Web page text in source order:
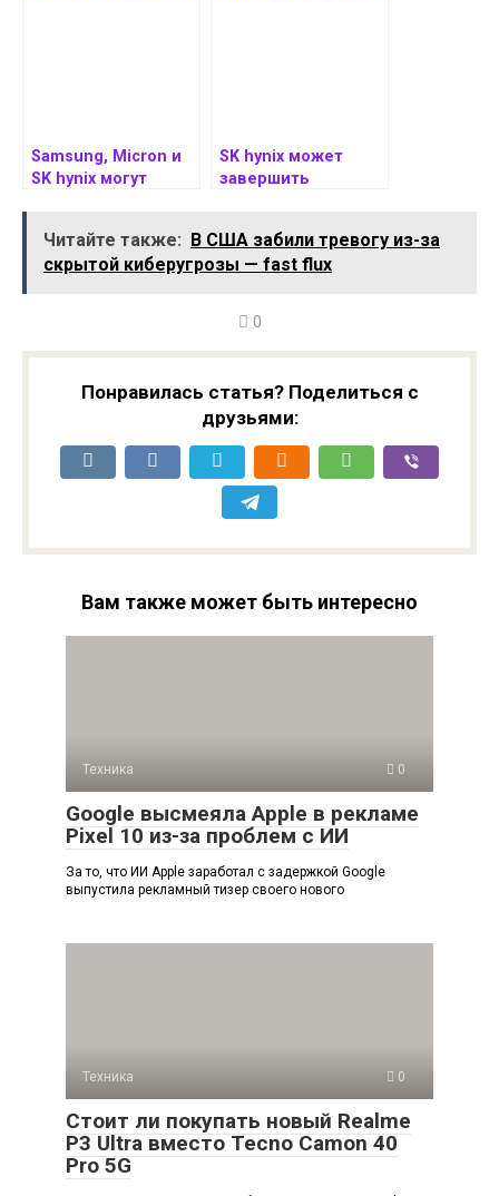
Samsung, Micron и
SK hynix могут
и DDR4 в этом году
SK hynix может
завершить
в следующем
месяце
Читайте также: В США забили тревогу из-за
скрытой киберугрозы — fast flux
0
Понравилась статья? Поделиться с
друзьями:
Вам также может быть интересно
Техника 0
Google высмеяла Apple в рекламе
Pixel 10 из-за проблем с ИИ
За то, что ИИ Apple заработал с задержкой Google
выпустила рекламный тизер своего нового
Техника 0
Стоит ли покупать новый Realme
P3 Ultra вместо Tecno Camon 40
Pro 5G